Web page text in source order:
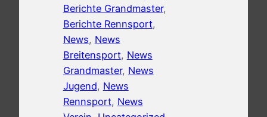
Berichte Grandmaster
Berichte Rennsport
News, News
Breitensport, News
Grandmaster, News
Jugend, News
Rennsport, News